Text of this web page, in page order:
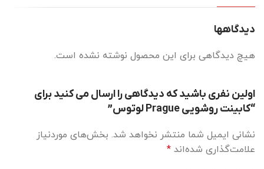
دیدگاهها
هیچ دیدگاهی برای این محصول نوشته نشده است.
اولین نفری باشید که دیدگاهی را ارسال می کنید برای
“کابینت روشویی Prague لوتوس”
نشانی ایمیل شما منتشر نخواهد شد. بخش‌های موردنیاز
علامت‌گذاری شده‌اند *